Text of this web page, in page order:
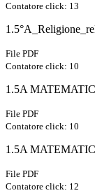
Contatore click: 13
File PDF
Contatore click: 10
1.5A
File PDF
Contatore click: 10
1.5A
File PDF
Contatore click: 12